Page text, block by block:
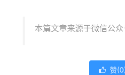
本篇文章来源于微信公
 赞(0